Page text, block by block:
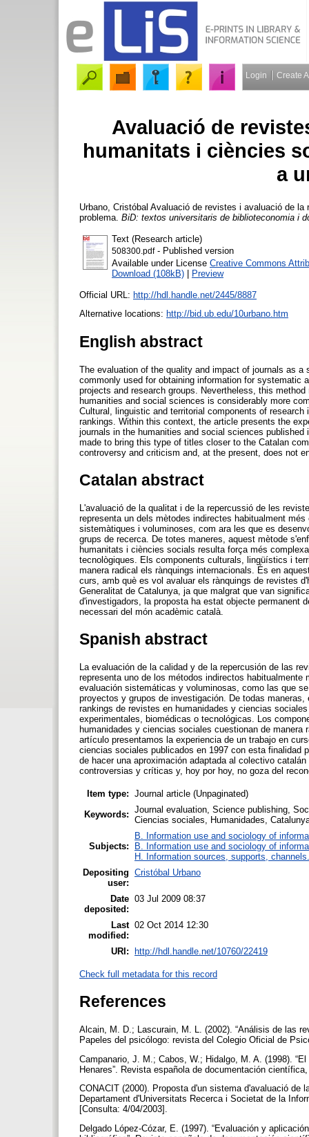
Login Create
Avaluació de
humanitats i ciències
a
Urbano, Cristóbal Avaluació de revistes i avaluació de
problema. BiD: textos universitaris de biblioteconomia i
Text (Research article)
508300.pdf- Published version
Available under License Creative Commons
Download (108kB) | Preview
Official URL: http://hdl.handle.net/2445/8887
Alternative locations: http://bid.ub.edu/10urbano.htm
English abstract
The evaluation of the quality and impact of journals as
commonly used for obtaining information for systematic
projects and research groups. Nevertheless, this
humanities and social sciences is considerably more
Cultural, linguistic and territorial components of
rankings. Within this context, the article presents the
journals in the humanities and social sciences
made to bring this type of titles closer to the Catalan
controversy and criticism and, at the present, does not
Catalan abstract
L'avaluació de la qualitat i de la repercussió de les
representa un dels mètodes indirectes habitualment
sistemàtiques i voluminoses, com ara les que es
grups de recerca. De totes maneres, aquest mètode
humanitats i ciències socials resulta força més
tecnològiques. Els components culturals, lingüístics i
manera radical els rànquings internacionals. És en
curs, amb què es vol avaluar els rànquings de revistes
Generalitat de Catalunya, ja que malgrat que van
d'investigadors, la proposta ha estat objecte permanent
necessari del món acadèmic català.
Spanish abstract
La evaluación de la calidad y de la repercusión de las
representa uno de los métodos indirectos
evaluación sistemáticas y voluminosas, como las que
proyectos y grupos de investigación. De todas
rankings de revistes en humanidades y ciencias
experimentales, biomédicas o tecnológicas. Los
humanidades y ciencias sociales cuestionan de
artículo presentamos la experiencia de un trabajo en
ciencias sociales publicados en 1997 con esta finalidad
de hacer una aproximación adaptada al colectivo
controversias y críticas y, hoy por hoy, no goza del
Item type: Journal article (Unpaginated)
Keywords: Journal evaluation, Science publishing,
Ciencias sociales, Humanidades,
Subjects:
B. Information use and sociology of
B. Information use and sociology of
H. Information sources, supports, channels.
Depositing
user:
Cristóbal Urbano
Date
deposited:
03 Jul 2009 08:37
Last
modified:
02 Oct 2014 12:30
URI: http://hdl.handle.net/10760/22419
Check full metadata for this record
References
Alcain, M. D.; Lascurain, M. L. (2002). “Análisis de las
Papeles del psicólogo: revista del Colegio Oficial de
Campanario, J. M.; Cabos, W.; Hidalgo, M. A. (1998).
Henares”. Revista española de documentación
CONACIT (2000). Proposta d'un sistema d'avaluació
Departament d'Universitats Recerca i Societat de la
[Consulta: 4/04/2003].
Delgado López-Cózar, E. (1997). “Evaluación y